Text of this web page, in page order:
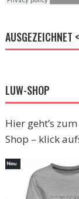
AUSGEZEICHNET
LUW-SHOP
Hier geht’s
Shop – klick